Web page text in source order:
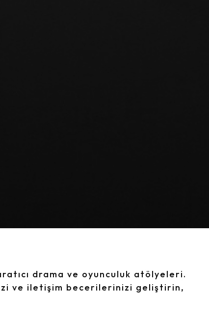
drama ve oyunculuk atölyeleri.
ve iletişim becerilerinizi geliştirin,